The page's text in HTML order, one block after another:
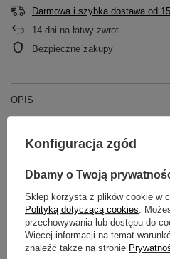
Darmowa i szybka dostawa od
14 dni na łatwy zwrot
Bezpieczne zakupy
OPIS
DO POBRANIA
GWARANCJA
Konfiguracja zgód
Dbamy o Twoją
Sklep korzysta z plików cookie w
Polityką dotyczącą cookies.
przechowywania lub dostępu do
Więcej informacji na temat
znaleźć także na stronie